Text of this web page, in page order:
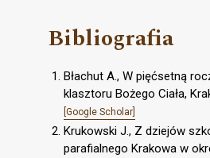
Bibliografia
Błachut A., W pięćsetną
klasztoru Bożego Ciała,
[Google Scholar]
Krukowski J., Z dziejów
parafialnego Krakowa w